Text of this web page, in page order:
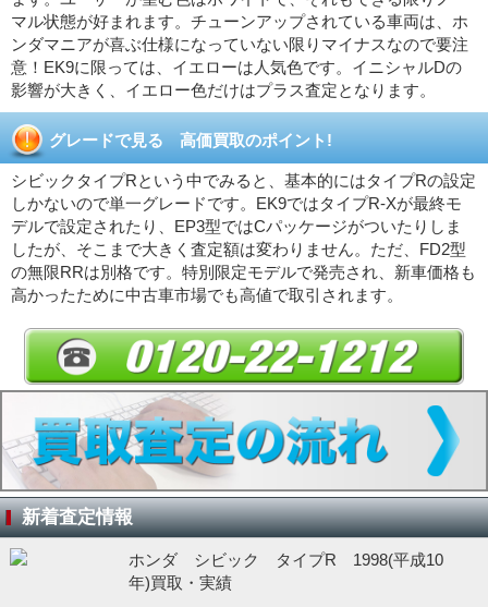
マル状態が好まれます。チューンアップされている車両は、ホ
ンダマニアが喜ぶ仕様になっていない限りマイナスなので要注
意！EK9に限っては、イエローは人気色です。イニシャルDの
影響が大きく、イエロー色だけはプラス査定となります。
グレードで見る 高価買取のポイント!
シビックタイプRという中でみると、基本的にはタイプRの設定
しかないので単一グレードです。EK9ではタイプR-Xが最終モ
デルで設定されたり、EP3型ではCパッケージがついたりしま
したが、そこまで大きく査定額は変わりません。ただ、FD2型
の無限RRは別格です。特別限定モデルで発売され、新車価格も
高かったために中古車市場でも高値で取引されます。
新着査定情報
ホンダ シビック タイプR 1998(平成10
年)買取・実績